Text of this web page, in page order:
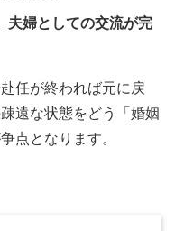
夫婦としての交流が完
任が終われば元に戻
遠な状態をどう「婚姻
点となります。